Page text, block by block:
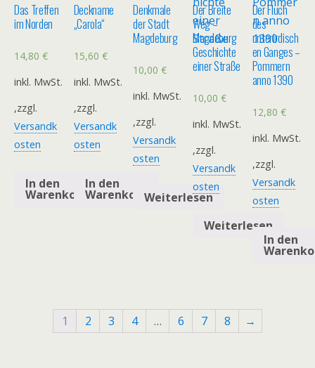
Das Treffen
im Norden
14,80 €
inkl. MwSt.
,zzgl.
Versandk
osten
In den
Warenkorb
Deckname
„Carola“
15,60 €
inkl. MwSt.
,zzgl.
Versandk
osten
In den
Warenkorb
Denkmale
der Stadt
Magdeburg
10,00€
inkl. MwSt.
,zzgl.
Versandk
osten
Weiterlesen
Der Breite
Weg –
Magdeburg
Geschichte
einer Straße
10,00 €
inkl. MwSt.
,zzgl.
Versandk
osten
Weiterlesen
Der Fluch
des
unterirdisch
en Ganges –
Pommern
anno 1390
12,80 €
inkl. MwSt.
,zzgl.
Versandk
osten
In den
1 2 3 4 … 6 7 8 →